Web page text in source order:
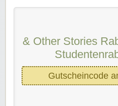
Wir wünschen euch viel
& Other Stories
Gutscheincode